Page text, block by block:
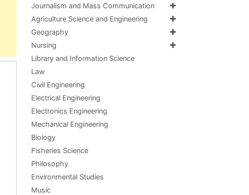
Journalism and Mass Communication
Agriculture Science and Engineering
Geography
Nursing
Library and Information Science
Law
Civil Engineering
Electrical Engineering
Electronics Engineering
Mechanical Engineering
Biology
Fisheries Science
Philosophy
Environmental Studies
Music